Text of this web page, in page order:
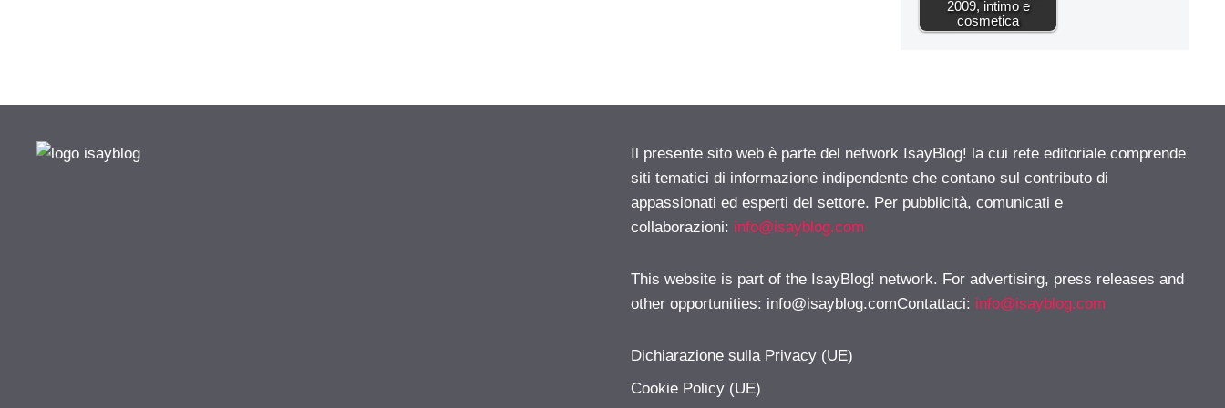
2009, intimo e
cosmetica
Il presente sito web è parte del network IsayBlog! la cui rete editoriale comprende
siti tematici di informazione indipendente che contano sul contributo di
appassionati ed esperti del settore. Per pubblicità, comunicati e
collaborazioni: info@isayblog.com
This website is part of the IsayBlog! network. For advertising, press releases and
other opportunities: info@isayblog.comContattaci: info@isayblog.com
Dichiarazione sulla Privacy (UE)
Cookie Policy (UE)